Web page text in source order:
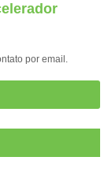
por email.